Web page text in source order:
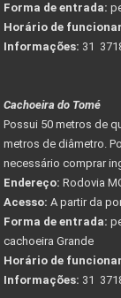
Forma de entrada:
Horário de
Informações: 31
Cachoeira do Tomé
Possui 50 metros de
metros de diâmetro.
necessário comprar
Endereço: Rodovia
Acesso: A partir da
Forma de entrada:
cachoeira Grande
Horário de
Informações: 31